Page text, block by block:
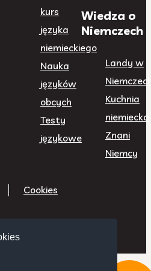
kurs
języka
niemieckiego
Nauka
języków
obcych
Testy
językowe
Wiedza o
Niemczech
Landy w
Kuchnia
niemiecka
Znani
Niemcy
Cookies